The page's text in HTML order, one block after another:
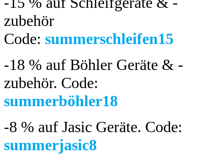
zubehör
Code: summerschleifen15
-18 % auf Böhler Geräte & -
zubehör. Code:
summerböhler18
-8 % auf Jasic Geräte. Code:
summerjasic8